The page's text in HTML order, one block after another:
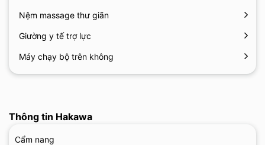
Nệm massage thư giãn
Giường y tế trợ lực
Máy chạy bộ trên không
Thông tin Hakawa
Cẩm nang